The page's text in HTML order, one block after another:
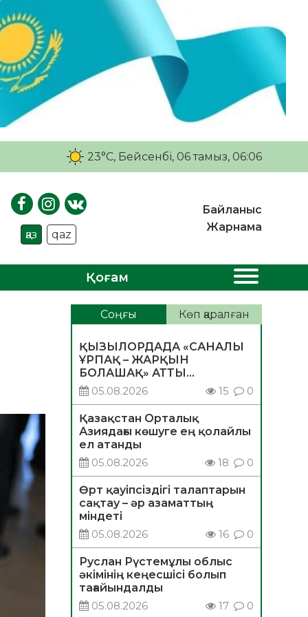
23°C, Бейсенбі, 06 тамыз, 06:06
қаз qaz
Байланыс
Жарнама
Қоғам
Соңғы Көп қаралған
ҚЫЗЫЛОРДАДА «САНАЛЫ
ҰРПАҚ – ЖАРҚЫН
БОЛАШАҚ» АТТЫ
КЕҢЕЙТІЛГЕН МӘЖІЛІС
ӨТТІ
05.08.2026 15 0
Қазақстан Орталық
Азиядағы көшуге ең қолайлы
ел атанды
05.08.2026
18 0
Өрт қауіпсіздігі талаптарын
сақтау – әр азаматтың
міндеті
05.08.2026
16 0
Руслан Рүстемұлы облыс
әкімінің кеңесшісі болып
тағайындалды
05.08.2026
17 0